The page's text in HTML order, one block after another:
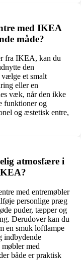
med IKEA
måde?
fra IKEA, kan du
den
et smalt
eller en
væk, når den ikke
funktioner og
og æstetisk entre,
atmosfære i
med entremøbler
personlige præg
puder, tæpper og
Derudover kan du
en smuk loftlampe
indbydende
med
både er praktisk